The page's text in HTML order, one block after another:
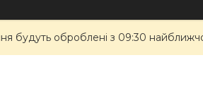
будуть оброблені з 09:30